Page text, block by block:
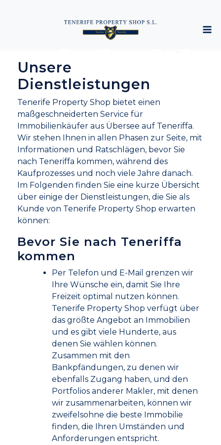
Unsere
Dienstleistungen
Tenerife Property Shop bietet einen
maßgeschneiderten Service für
Immobilienkäufer aus Übersee auf Teneriffa.
Wir stehen Ihnen in allen Phasen zur Seite, mit
Informationen und Ratschlägen, bevor Sie
nach Teneriffa kommen, während des
Kaufprozesses und noch viele Jahre danach.
Im Folgenden finden Sie eine kurze Übersicht
über einige der Dienstleistungen, die Sie als
Kunde von Tenerife Property Shop erwarten
können:
Bevor Sie nach Teneriffa
kommen
Per Telefon und E-Mail grenzen wir
Ihre Wünsche ein, damit Sie Ihre
Freizeit optimal nutzen können.
Tenerife Property Shop verfügt über
das größte Angebot an Immobilien
und es gibt viele Hunderte, aus
denen Sie wählen können.
Zusammen mit den
Bankpfändungen, zu denen wir
ebenfalls Zugang haben, und den
Portfolios anderer Makler, mit denen
wir zusammenarbeiten, können wir
zweifelsohne die beste Immobilie
finden, die Ihren Umständen und
Anforderungen entspricht.